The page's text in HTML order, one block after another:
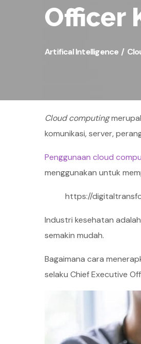
Officer
Artifical Intelligence
Cloud computing
komunikasi, server,
Penggunaan cloud
menggunakan untuk
https://
Industri kesehatan
semakin mudah.
Bagaimana cara
selaku Chief Executive